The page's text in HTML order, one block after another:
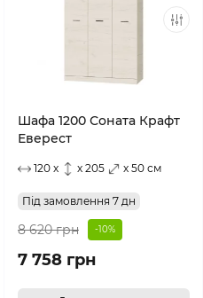
Шафа 1200 Соната Крафт
Еверест
120 x x 205 x 50 см
Під замовлення 7 дн
8 620 грн -10%
7 758 грн